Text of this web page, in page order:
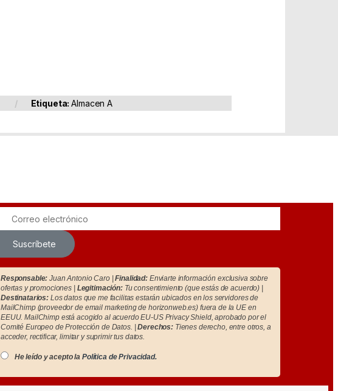
Etiqueta:Almacen A
Suscríbete
Responsable: Juan Antonio Caro |Finalidad: Enviarte información exclusiva sobre
ofertas y promociones | Legitimación:Tu consentimiento (que estás de acuerdo) |
Destinatarios: Los datos que me facilitas estarán ubicados en los servidores de
MailChimp (proveedor de email marketing de horizonweb.es) fuera de la UE en
EEUU. MailChimp está acogido al acuerdo EU-US Privacy Shield, aprobado por el
Comité Europeo de Protección de Datos. |Derechos: Tienes derecho, entre otros, a
acceder, rectificar, limitar y suprimir tus datos.
He leído y acepto la Política de Privacidad.